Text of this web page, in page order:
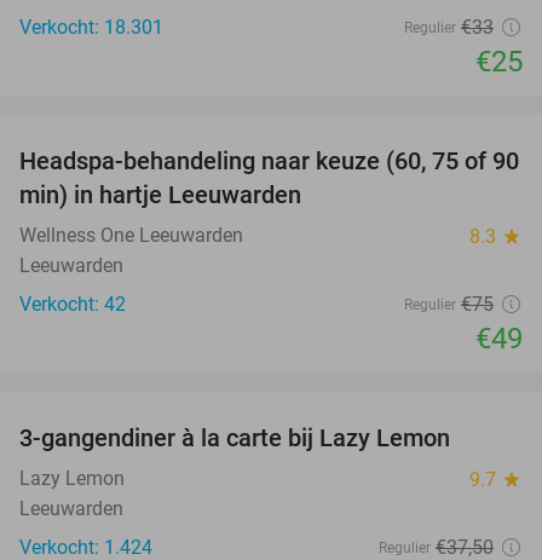
Verkocht: 18.301
Regulier €33
€25
35%
Headspa-behandeling naar keuze (60, 75 of 90
min) in hartje Leeuwarden
Wellness One Leeuwarden 8.3 star
Leeuwarden
Verkocht: 42
Regulier €75
€49
3-gangendiner à la carte bij Lazy Lemon
Lazy Lemon 9.7 star
Leeuwarden
Verkocht: 1.424
Regulier €37,50